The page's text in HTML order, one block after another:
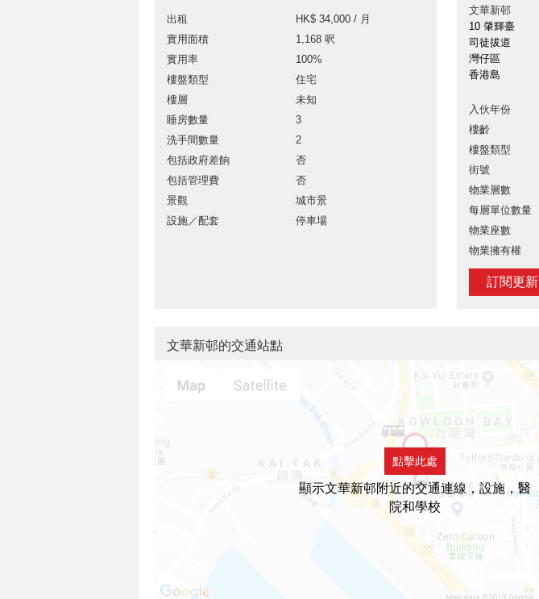
出租
HK$ 34,000 / 月
實用面積
1,168 呎
實用率
100%
樓盤類型
住宅
樓層
未知
睡房數量
3
洗手間數量
2
包括政府差餉
否
包括管理費
否
景觀
城市景
設施／配套
停車場
文華新邨
10 肇輝臺
司徒拔道
灣仔區
香港島
入伙年份
樓齡
樓盤類型
街號
物業層數
每層單位數量
物業座數
物業擁有權
訂閱更新
文華新邨的交通站點
點擊此處
顯示文華新邨附近的交通連線，設施，醫
院和學校